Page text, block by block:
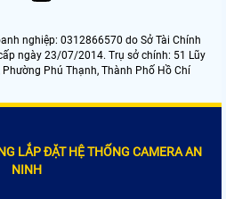
nghiệp: 0312866570 do Sở Tài Chính
ngày 23/07/2014. Trụ sở chính: 51 Lũy
Phường Phú Thạnh, Thành Phố Hồ Chí
LẮP ĐẶT HỆ THỐNG CAMERA AN
NINH